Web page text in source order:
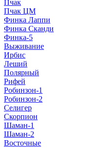
Пчак
Пчак ЦМ
Финка Лаппи
Финка Сканди
Финка-5
Выживание
Ирбис
Леший
Полярный
Рифей
Робинзон-1
Робинзон-2
Селигер
Скорпион
Шаман-1
Шаман-2
Восточные